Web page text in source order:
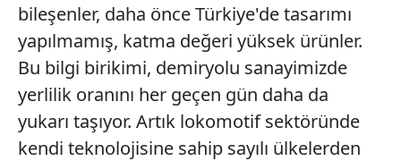
bileşenler, daha önce Türkiye'de tasarımı
yapılmamış, katma değeri yüksek ürünler.
Bu bilgi birikimi, demiryolu sanayimizde
yerlilik oranını her geçen gün daha da
yukarı taşıyor. Artık lokomotif sektöründe
kendi teknolojisine sahip sayılı ülkelerden